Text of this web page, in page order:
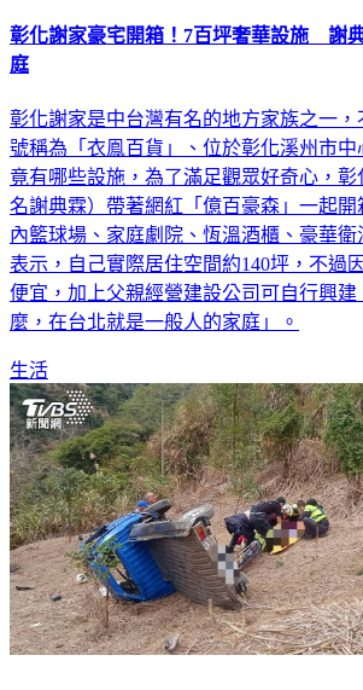
彰化謝家豪宅開箱！7百坪奢華設施 謝
庭
彰化謝家是中台灣有名的地方家族之一
號稱為「衣鳯百貨」、位於彰化溪州市中
竟有哪些設施，為了滿足觀眾好奇心，
名謝典霖）帶著網紅「億百豪森」一起
內籃球場、家庭劇院、恆溫酒櫃、豪華
表示，自己實際居住空間約140坪，不過
便宜，加上父親經營建設公司可自行興
麼，在台北就是一般人的家庭」。
生活